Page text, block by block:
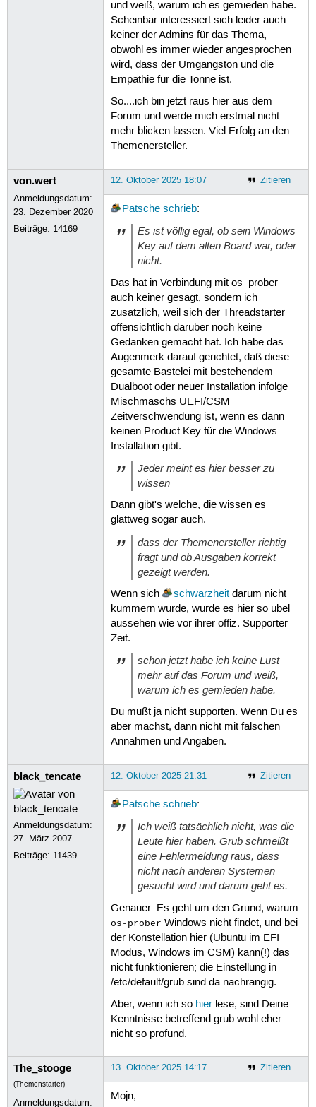
und weiß, warum ich es gemieden habe.
Scheinbar interessiert sich leider auch
keiner der Admins für das Thema,
obwohl es immer wieder angesprochen
wird, dass der Umgangston und die
Empathie für die Tonne ist.
So....ich bin jetzt raus hier aus dem
Forum und werde mich erstmal nicht
mehr blicken lassen. Viel Erfolg an den
Themenersteller.
von.wert
Anmeldungsdatum:
23. Dezember 2020
Beiträge: 14169
Zitieren
12. Oktober 2025 18:07
Patsche schrieb:
Es ist völlig egal, ob sein Windows
Key auf dem alten Board war, oder
nicht.
Das hat in Verbindung mit os_prober
auch keiner gesagt, sondern ich
zusätzlich, weil sich der Threadstarter
offensichtlich darüber noch keine
Gedanken gemacht hat. Ich habe das
Augenmerk darauf gerichtet, daß diese
gesamte Bastelei mit bestehendem
Dualboot oder neuer Installation infolge
Mischmaschs UEFI/CSM
Zeitverschwendung ist, wenn es dann
keinen Product Key für die Windows-
Installation gibt.
Jeder meint es hier besser zu
wissen
Dann gibt's welche, die wissen es
glattweg sogar auch.
dass der Themenersteller richtig
fragt und ob Ausgaben korrekt
gezeigt werden.
Wenn sich schwarzheitdarum nicht
kümmern würde, würde es hier so übel
aussehen wie vor ihrer offiz. Supporter-
Zeit.
schon jetzt habe ich keine Lust
mehr auf das Forum und weiß,
warum ich es gemieden habe.
Du mußt ja nicht supporten. Wenn Du es
aber machst, dann nicht mit falschen
Annahmen und Angaben.
black_tencate
Anmeldungsdatum:
27. März 2007
Beiträge: 11439
Zitieren
12. Oktober 2025 21:31
Patsche schrieb:
Ich weiß tatsächlich nicht, was die
Leute hier haben. Grub schmeißt
eine Fehlermeldung raus, dass
nicht nach anderen Systemen
gesucht wird und darum geht es.
Genauer: Es geht um den Grund, warum
os-prober Windows nicht findet, und bei
der Konstellation hier (Ubuntu im EFI
Modus, Windows im CSM) kann(!) das
nicht funktionieren; die Einstellung in
/etc/default/grub sind da nachrangig.
Aber, wenn ich so hierlese, sind Deine
Kenntnisse betreffend grub wohl eher
nicht so profund.
The_stooge
(Themenstarter)
Anmeldungsdatum:
Zitieren
13. Oktober 2025 14:17
Mojn,